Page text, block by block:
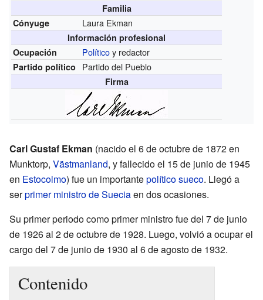
Familia
Cónyuge
Laura Ekman
Información profesional
Ocupación
Políticoy redactor
Partido político Partido del Pueblo
Firma
Carl Gustaf Ekman (nacido el 6 de octubre de 1872 en
Munktorp, Västmanland, y fallecido el 15 de junio de 1945
en Estocolmo) fue un importantepolíticosueco. Llegó a
serprimer ministro de Sueciaen dos ocasiones.
Su primer periodo como primer ministro fue del 7 de junio
de 1926 al 2 de octubre de 1928. Luego, volvió a ocupar el
cargo del 7 de junio de 1930 al 6 de agosto de 1932.
Contenido